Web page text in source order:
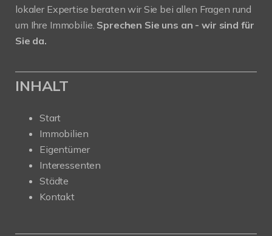
lokaler Expertise beraten wir Sie bei allen Fragen rund
um Ihre Immobilie. Sprechen Sie uns an - wir sind für
Sie da.
INHALT
Start
Immobilien
Eigentümer
Interessenten
Städte
Kontakt